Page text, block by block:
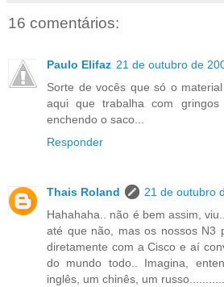
16 comentários:
Paulo Elifaz 21 de outubro de
Sorte de vocês que só o
aqui que trabalha com gringos
enchendo o saco...
Responder
Thais Roland
21 de outubro
Hahahaha.. não é bem assim,
até que não, mas os nossos N3
diretamente com a Cisco e aí
do mundo todo.. Imagina,
inglês, um chinês, um